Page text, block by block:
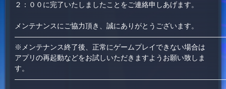
２：００に完了いたしましたことをご連絡申しあげます。
メンテナンスにご協力頂き、誠にありがとうございます。
※メンテナンス終了後、正常にゲームプレイできない場合は
アプリの再起動などをお試しいただきますようお願い致しま
す。